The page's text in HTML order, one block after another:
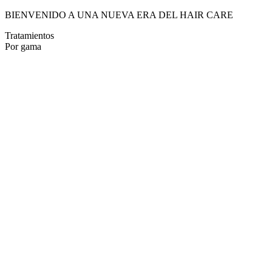
BIENVENIDO A UNA NUEVA ERA DEL HAIR CARE
Tratamientos
Por gama